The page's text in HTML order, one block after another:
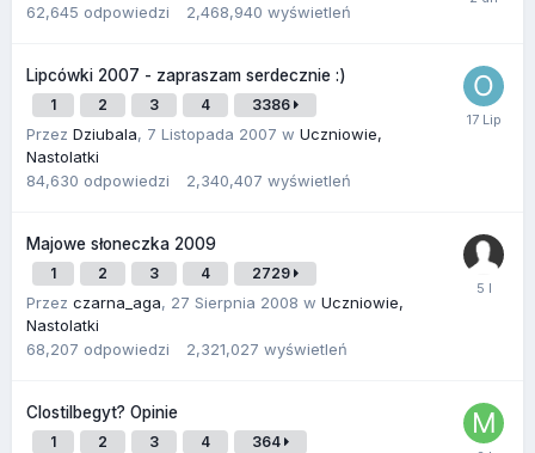
62,645 odpowiedzi 2,468,940 wyświetleń
Lipcówki 2007 - zapraszam serdecznie :)
1 2 3 4 3386
Przez Dziubala, 7 Listopada 2007 w Uczniowie,
Nastolatki
84,630 odpowiedzi 2,340,407 wyświetleń
Majowe słoneczka 2009
1 2 3 4 2729
Przez czarna_aga, 27 Sierpnia 2008 w Uczniowie,
Nastolatki
68,207 odpowiedzi 2,321,027 wyświetleń
Clostilbegyt? Opinie
1 2 3 4 364